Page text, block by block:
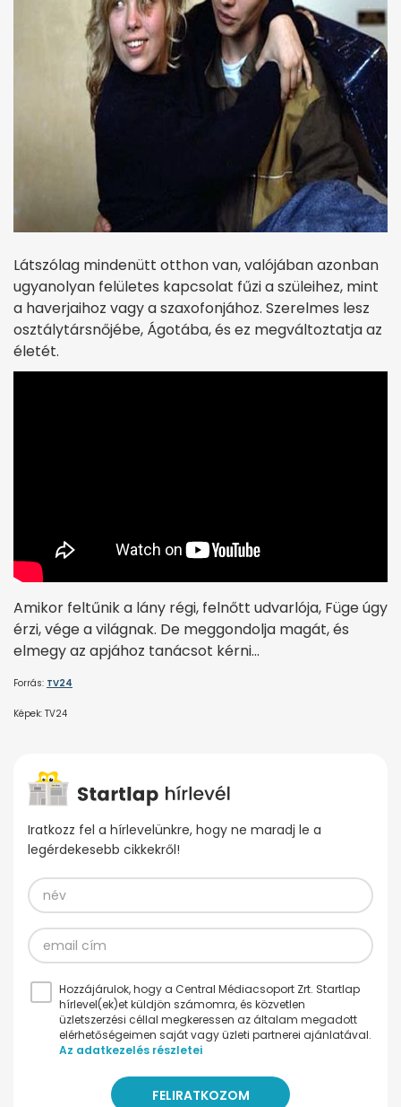
Látszólag mindenütt otthon van, valójában azonban
ugyanolyan felületes kapcsolat fűzi a szüleihez, mint
a haverjaihoz vagy a szaxofonjához. Szerelmes lesz
osztálytársnőjébe, Ágotába, és ez megváltoztatja az
életét.
Amikor feltűnik a lány régi, felnőtt udvarlója, Füge úgy
érzi, vége a világnak. De meggondolja magát, és
elmegy az apjához tanácsot kérni…
Forrás: TV24
Képek: TV24
Iratkozz fel a hírlevelünkre, hogy ne maradj le a
legérdekesebb cikkekről!
Hozzájárulok, hogy a Central Médiacsoport Zrt. Startlap
hírlevel(ek)et küldjön számomra, és közvetlen
üzletszerzési céllal megkeressen az általam megadott
elérhetőségeimen saját vagy üzleti partnerei ajánlatával.
Az adatkezelés részletei